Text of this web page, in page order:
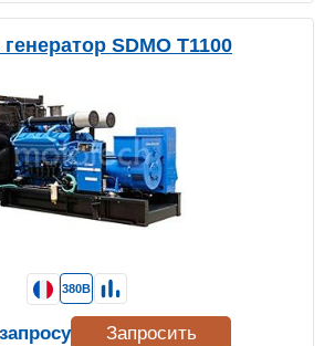
SDMO T1100
380В
Запросить